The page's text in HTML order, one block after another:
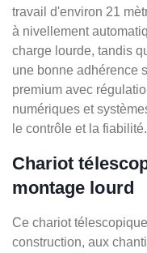
travail d'environ 21
à nivellement
charge lourde, tandis
une bonne adhérence
premium avec
numériques et
le contrôle et la fiabilité.
Chariot
montage lourd
Ce chariot
construction, aux